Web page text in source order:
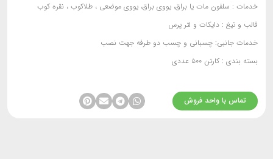
خدمات :سلفون مات یا براق، یووی براق، یووی موضعی ، طلاکوب ، نقره کوب
قالب و تیغ :دایکات و لتر پرس
خدمات جانبی:چسبانی و چسب دو طرفه جهت نصب
بسته بندی :کارتن ۵۰۰ عددی
تماس با واحد فروش